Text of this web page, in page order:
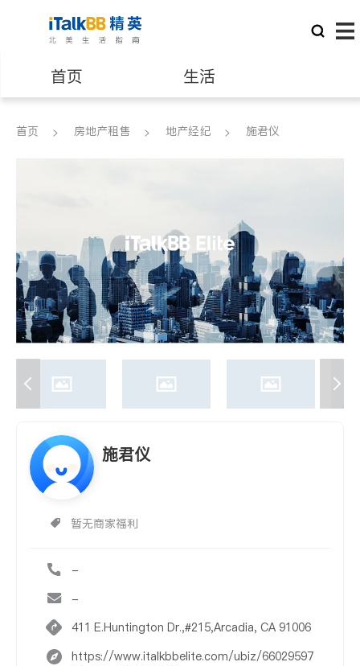
首页 生活
医生 律师
养老 非盈利组织
首页 房地产租售 地产经纪 施君仪
施君仪
暂无商家福利
-
-
411 E.Huntington Dr.,#215,Arcadia, CA 91006
https://www.italkbbelite.com/ubiz/66029597